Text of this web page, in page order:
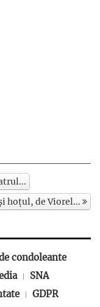
hoțul, de Viorel...
condoleante
SNA
GDPR